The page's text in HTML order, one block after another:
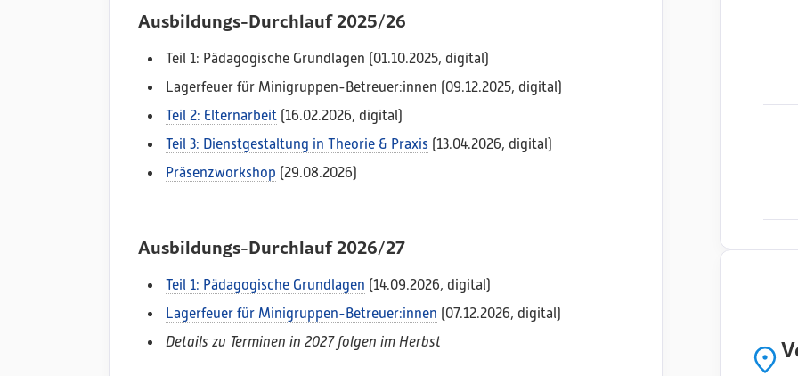
Ausbildungs-Durchlauf 2025/26
Teil 1: Pädagogische Grundlagen (01.10.2025, digital)
Lagerfeuer für Minigruppen-Betreuer:innen (09.12.2025, digital)
Teil 2: Elternarbeit (16.02.2026, digital)
Teil 3: Dienstgestaltung in Theorie & Praxis (13.04.2026, digital)
Präsenzworkshop (29.08.2026)
Ausbildungs-Durchlauf 2026/27
Teil 1: Pädagogische Grundlagen (14.09.2026, digital)
Lagerfeuer für Minigruppen-Betreuer:innen (07.12.2026, digital)
Details zu Terminen in 2027 folgen im Herbst